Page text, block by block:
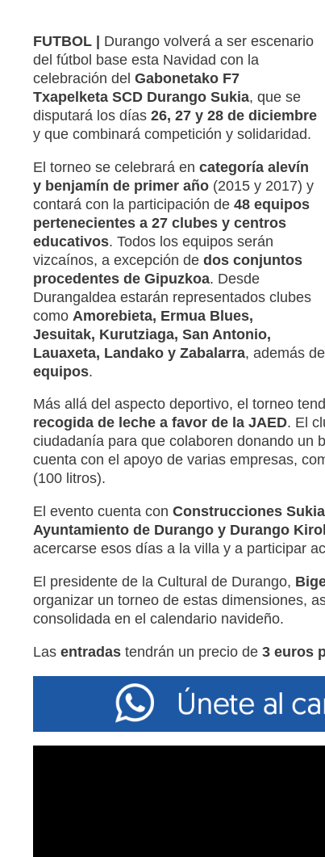
FUTBOL | Durango volverá a ser escenario
del fútbol base esta Navidad con la
celebración del Gabonetako F7
Txapelketa SCD Durango Sukia, que se
disputará los días 26, 27 y 28 de diciembre
y que combinará competición y solidaridad.
El torneo se celebrará en categoría alevín
y benjamín de primer año(2015 y 2017) y
contará con la participación de 48 equipos
pertenecientes a 27 clubes y centros
educativos. Todos los equipos serán
vizcaínos, a excepción de dos conjuntos
procedentes de Gipuzkoa. Desde
Durangaldea estarán representados clubes
como Amorebieta, Ermua Blues,
Jesuitak, Kurutziaga, San Antonio,
Lauaxeta, Landako y Zabalarra, además
equipos.
Más allá del aspecto deportivo, el torneo
recogida de leche a favor de la JAED. El
ciudadanía para que colaboren donando un
cuenta con el apoyo de varias empresas,
(100 litros).
El evento cuenta con Construcciones Sukia
Ayuntamiento de Durango y Durango
acercarse esos días a la villa y a participar
El presidente de la Cultural de Durango,
organizar un torneo de estas dimensiones,
consolidada en el calendario navideño.
Las entradastendrán un precio de 3 euros